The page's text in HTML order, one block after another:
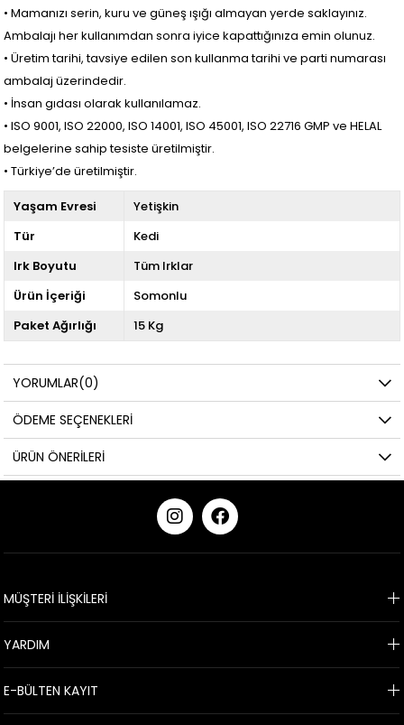
• Mamanızı serin, kuru ve güneş ışığı almayan yerde saklayınız.
Ambalajı her kullanımdan sonra iyice kapattığınıza emin olunuz.
• Üretim tarihi, tavsiye edilen son kullanma tarihi ve parti numarası
ambalaj üzerindedir.
• İnsan gıdası olarak kullanılamaz.
• ISO 9001, ISO 22000, ISO 14001, ISO 45001, ISO 22716 GMP ve HELAL
belgelerine sahip tesiste üretilmiştir.
• Türkiye’de üretilmiştir.
Yaşam Evresi
Yetişkin
Tür
Kedi
Irk Boyutu
Tüm Irklar
Ürün İçeriği
Somonlu
Paket Ağırlığı
15 Kg
YORUMLAR(0)
ÖDEME SEÇENEKLERI
ÜRÜN ÖNERILERI
MÜŞTERİ İLİŞKİLERİ
YARDIM
E-BÜLTEN KAYIT